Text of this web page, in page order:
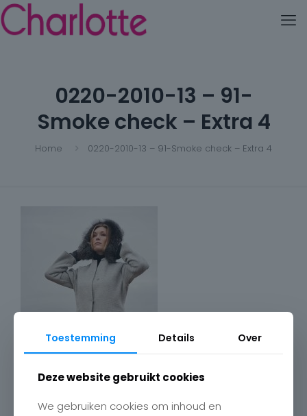
0220-2010-13 – 91-
Smoke check – Extra 4
Home 0220-2010-13 – 91-Smoke check – Extra 4
Toestemming Details Over
Deze website gebruikt cookies
We gebruiken cookies om inhoud en